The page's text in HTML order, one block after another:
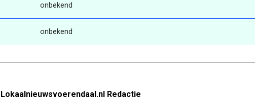
onbekend
onbekend
Lokaalnieuwsvoerendaal.nl Redactie